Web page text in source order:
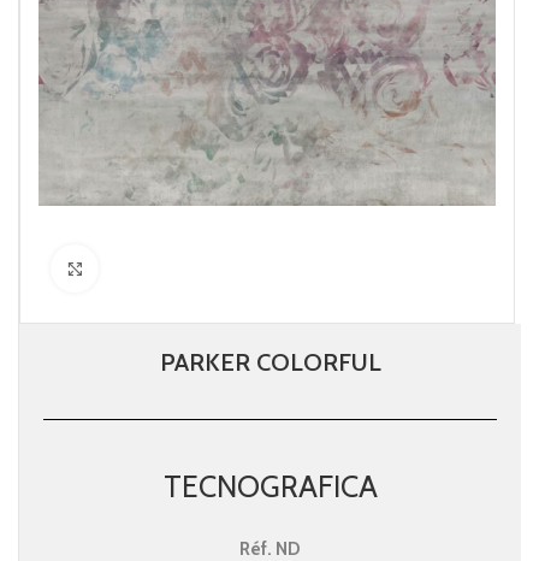
PARKER COLORFUL
TECNOGRAFICA
Réf. ND